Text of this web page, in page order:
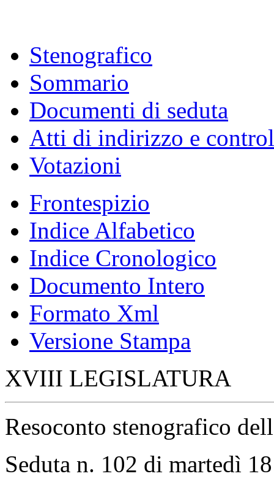
Stenografico
Sommario
Documenti di seduta
Atti di indirizzo e
Votazioni
Frontespizio
Indice Alfabetico
Indice Cronologico
Documento Intero
Formato Xml
Versione Stampa
XVIII LEGISLATURA
Resoconto stenografico
Seduta n. 102 di martedì